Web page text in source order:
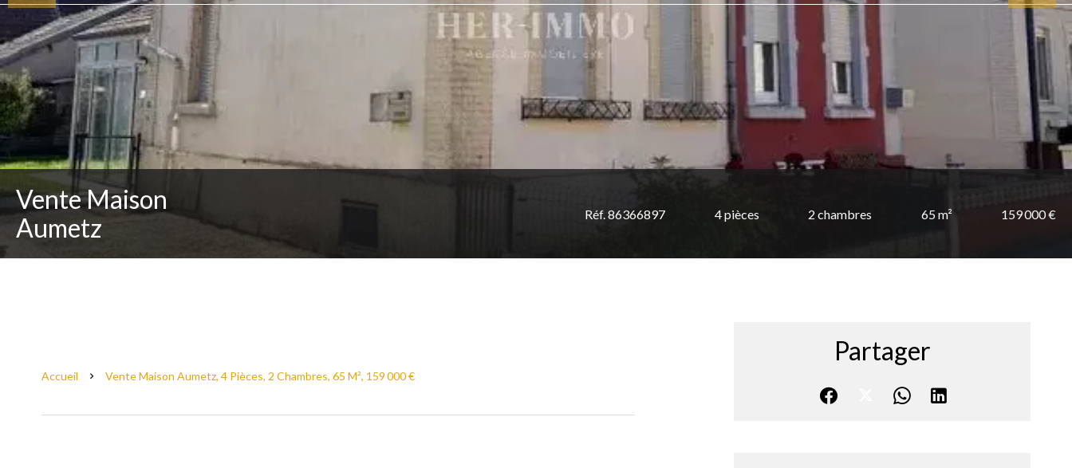
Vente Maison
Aumetz
Réf. 86366897 4 pièces 2 chambres 65 m² 159 000 €
Accueil Vente Maison Aumetz, 4 Pièces, 2 Chambres, 65 M², 159 000 €
Partager